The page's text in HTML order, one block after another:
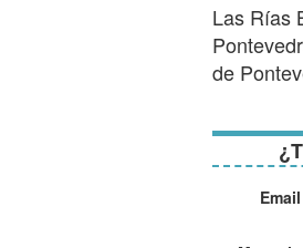
Las Rías
de
Email